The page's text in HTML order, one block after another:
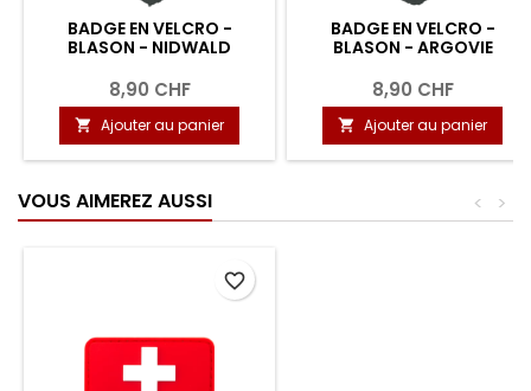
BADGE EN VELCRO -
BLASON - NIDWALD
8,90 CHF
 Ajouter au panier
BADGE EN VELCRO -
BLASON - ARGOVIE
8,90 CHF
 Ajouter au panier
VOUS AIMEREZ AUSSI >
<
favorite_border